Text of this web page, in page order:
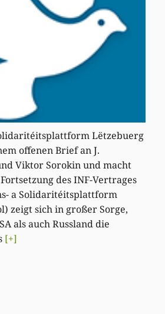
Lëtzebuerg
offenen Brief an J.
Viktor Sorokin und macht
des INF-Vertrages
a Solidaritéitsplattform
zeigt sich in großer Sorge,
als auch Russland die
[+]